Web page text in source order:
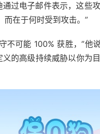
过电子邮件表示，这些
而在于何时受到攻击。”
不可能 100% 获胜，”他
的高级持续威胁以你为